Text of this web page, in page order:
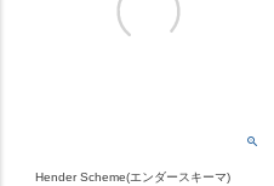
Hender Scheme(エンダースキーマ)